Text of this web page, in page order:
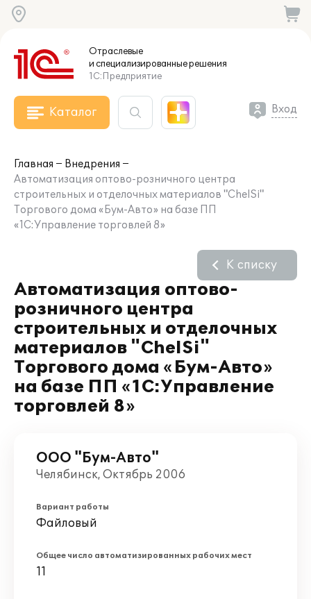
Отраслевые
и специализированныерешения
1С:Предприятие
Каталог Вход
Главная
Внедрения
Автоматизация оптово-розничного центра
строительных и отделочных материалов "ChelSi"
Торгового дома «Бум-Авто» на базе ПП
«1С:Управление торговлей 8»
Автоматизация оптово-
розничного центра
строительных и отделочных
материалов "ChelSi"
Торгового дома «Бум-Авто»
на базе ПП «1С:Управление
торговлей 8»
К списку
ООО "Бум-Авто"
Челябинск, Октябрь 2006
Вариант работы
Файловый
Общее число автоматизированных рабочих мест
11